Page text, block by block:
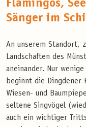
Flamingos,
Sänger im
An unserem Standort,
Landschaften des
aneinander. Nur
beginnt die Dingdener
Wiesen- und
seltene Singvögel
auch ein wichtiger